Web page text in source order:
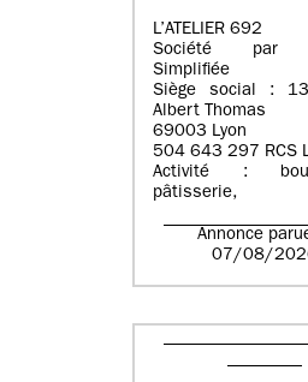
L’ATELIER 692
Société par
Simplifiée
Siège social :
Albert Thomas
69003 Lyon
504 643 297 RCS
Activité :
pâtisserie,
Annonce
07/08/